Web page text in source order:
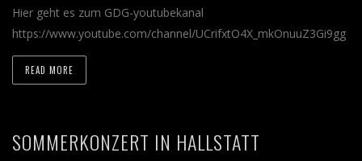
Hier geht es zum GDG-youtubekanal
https://www.youtube.com/channel/UCrifxtO4X_mkOnuuZ3Gi9gg
READ MORE
SOMMERKONZERT IN HALLSTATT